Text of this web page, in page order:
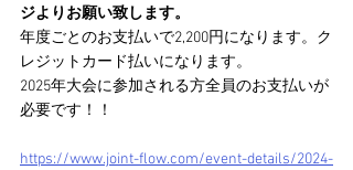
ジよりお願い致します。
年度ごとのお支払いで2,200円になります。ク
レジットカード払いになります。
2025年大会に参加される方全員のお支払いが
必要です！！
https://www.joint-flow.com/event-details/2024-